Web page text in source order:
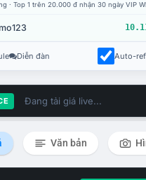
· Top 1 trên 20.000 đ nhận 30 ngày VIP
Diễn đàn Auto-
Đang tải giá live...
Văn bản